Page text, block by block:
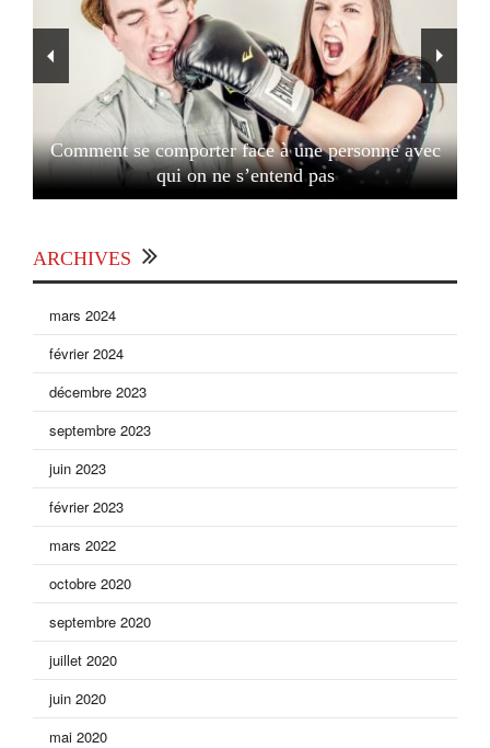
Comment se comporter face à une personne avec
qui on ne s’entend pas
ARCHIVES
mars 2024
février 2024
décembre 2023
septembre 2023
juin 2023
février 2023
mars 2022
octobre 2020
septembre 2020
juillet 2020
juin 2020
mai 2020